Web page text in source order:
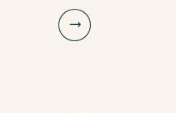
Teamleider
Senior onderzoeker